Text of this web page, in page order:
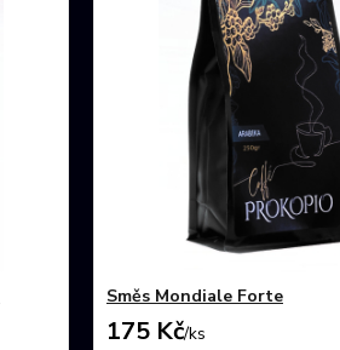
Směs Mondiale Forte
175 Kč/ks